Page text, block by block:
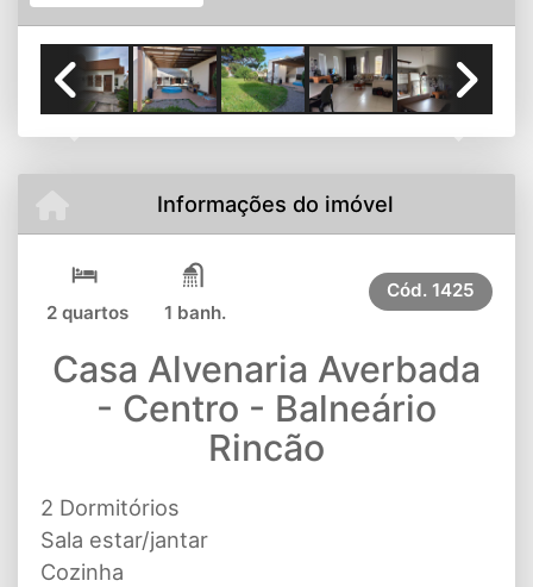
Previous Next
Informações do imóvel
2 quartos 1 banh.
Cód. 1425
Casa Alvenaria Averbada
- Centro - Balneário
Rincão
2 Dormitórios
Sala estar/jantar
Cozinha